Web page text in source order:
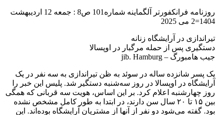
روزنامه فرانکفورتر آلگماینه شماره101 ص8 : جمعه 12 اردیبهشت
1404=2 می 2025
تیراندازی در آرایشگاه زنانه
دستگیری پس از حمله مرگبار در اوپسالا
جیب هامبورگ – jib. Hamburg
یک پسر شانزده ساله در سوئد به ظن تیراندازی به سه نفر در یک
آرایشگاه در اوپسالا در روز سه‌شنبه دستگیر شد. پلیس این خبر را
روز چهارشنبه اعلام کرد. بر این اساس، هویت سه قربانی که همگی
بین ۱۵ تا ۲۰ سال سن دارند، در ابتدا به طور کامل مشخص نشده
بود. گفته می‌شود دو نفر از آنها از مشتریان آرایشگاه بوده‌اند. این